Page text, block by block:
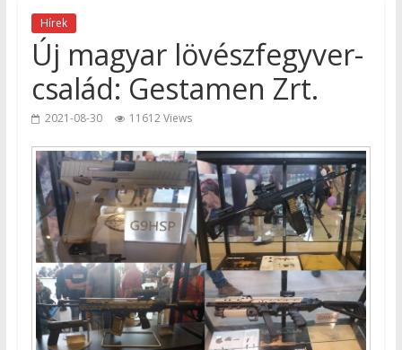
Hírek
Új magyar lövészfegyver-
család: Gestamen Zrt.
2021-08-30 11612 Views